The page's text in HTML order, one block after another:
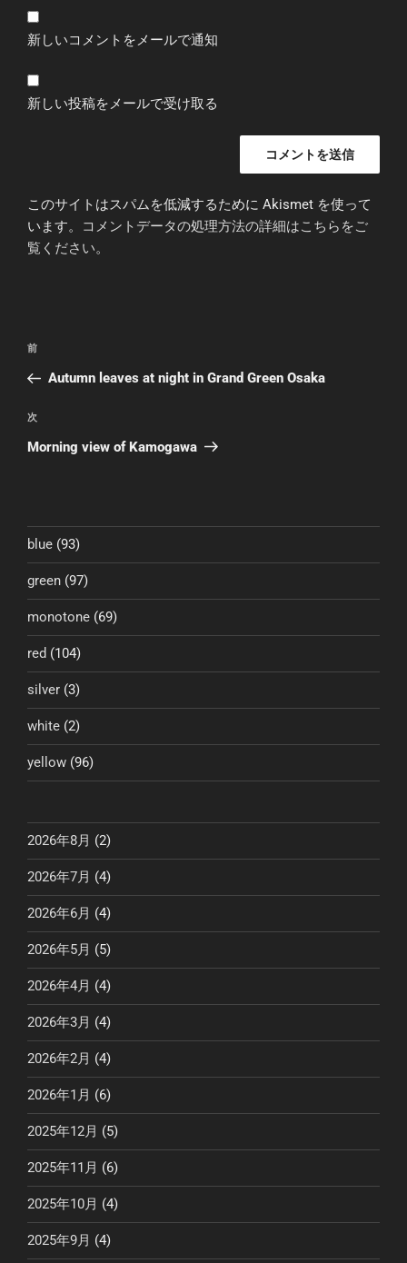
新しいコメントをメールで通知
新しい投稿をメールで受け取る
このサイトはスパムを低減するために Akismet を使って
います。
コメントデータの処理方法の詳細はこちらをご
覧ください。
投
ナ
ビ
ゲ
ン
前
の
稿
前
Autumn leaves at night in Grand Green Osaka
次
の
次
Morning view of Kamogawa
blue (93)
green (97)
monotone (69)
red (104)
silver (3)
white (2)
yellow (96)
2026年8月 (2)
2026年7月 (4)
2026年6月 (4)
2026年5月 (5)
2026年4月 (4)
2026年3月 (4)
2026年2月 (4)
2026年1月 (6)
2025年12月 (5)
2025年11月 (6)
2025年10月 (4)
2025年9月 (4)